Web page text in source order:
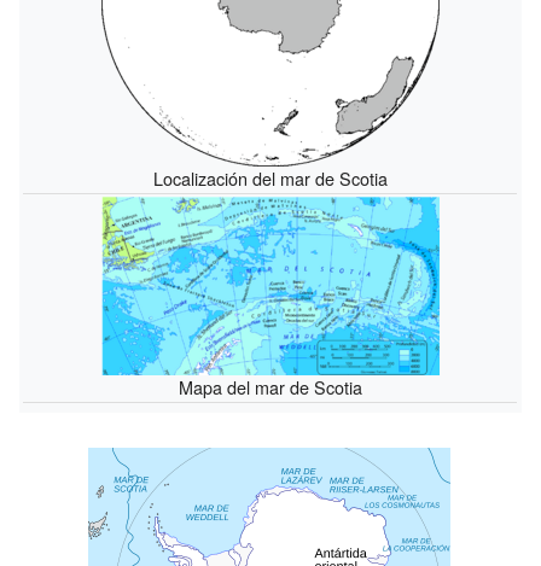
Localización del mar de Scotia
Mapa del mar de Scotia